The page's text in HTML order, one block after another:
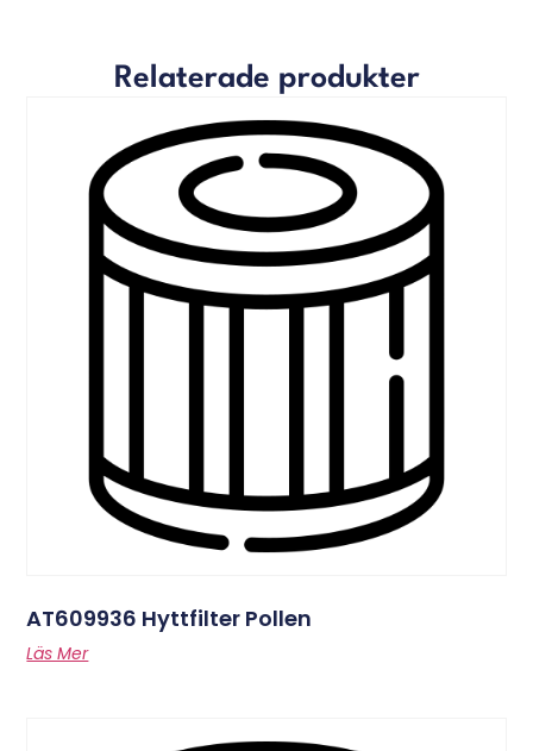
Relaterade produkter
AT609936 Hyttfilter Pollen
Läs Mer